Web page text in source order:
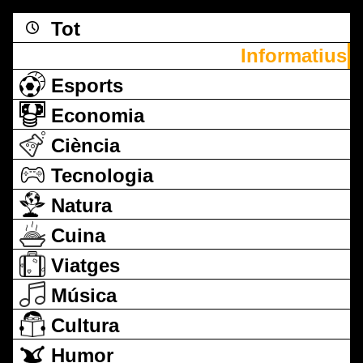
Tot
Informatius
Esports
Economia
Ciència
Tecnologia
Natura
Cuina
Viatges
Música
Cultura
Humor